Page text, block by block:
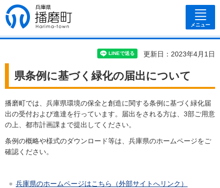
兵庫県 播磨
町
メニュー
更新日：2023年4月1日
県条例に基づく緑化の届出について
播磨町では、兵庫県環境の保全と創造に関する条例に基づく緑化届
出の受付および進達を行っています。届出をされる方は、3部ご用意
の上、都市計画課まで提出してください。
条例の概略や様式のダウンロード等は、兵庫県のホームページをご
確認ください。
兵庫県のホームページはこちら（外部サイトへリンク）